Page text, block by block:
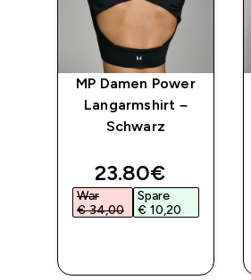
MP Damen Power
Langarmshirt –
Schwarz
discounted price
23.80€‎
War
€ 34,00‎
Spare
€ 10,20‎